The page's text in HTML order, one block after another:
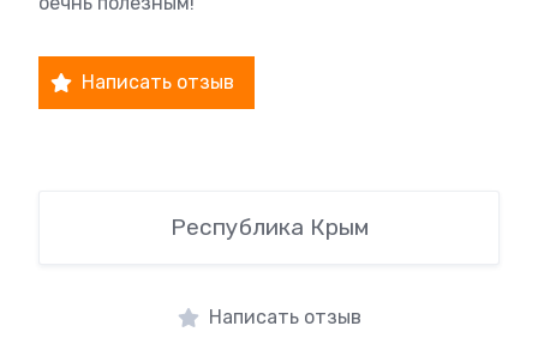
Написать отзыв
Республика Крым
Написать отзыв